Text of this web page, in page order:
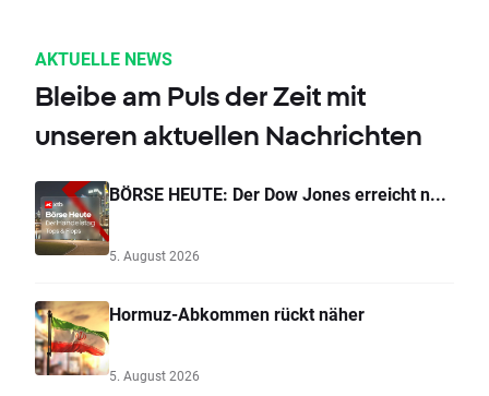
AKTUELLE NEWS
Bleibe am Puls der Zeit mit
unseren aktuellen Nachrichten
BÖRSE HEUTE: Der Dow Jones erreicht n...
5. August 2026
Hormuz-Abkommen rückt näher
5. August 2026